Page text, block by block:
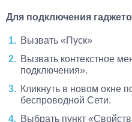
Для подключения
Вызвать «Пуск»
Вызвать контекстное
подключения».
Кликнуть в новом окне
беспроводной Сети.
Выбрать пункт